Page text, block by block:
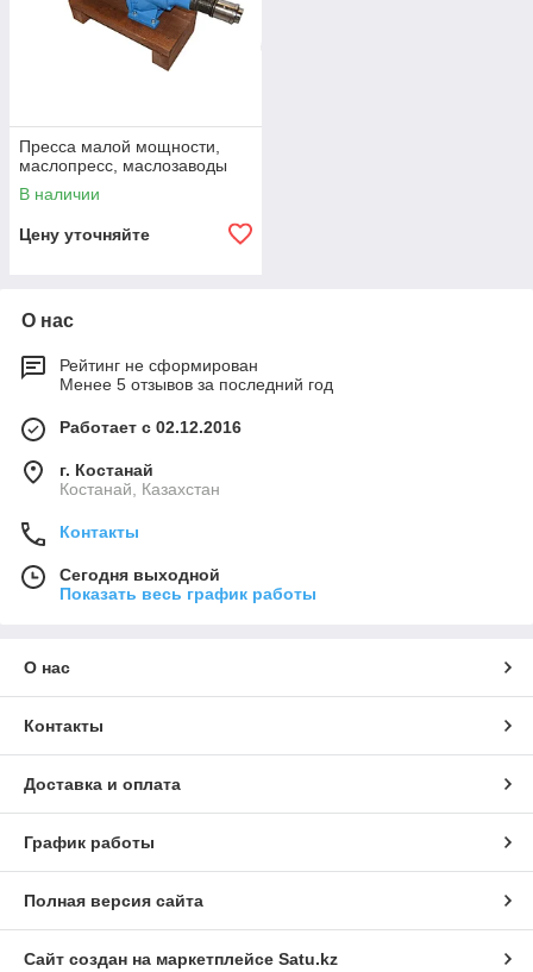
Пресса малой мощности,
маслопресс, маслозаводы
В наличии
Цену уточняйте
О нас
Рейтинг не сформирован
Менее 5 отзывов за последний год
Работает с 02.12.2016
г. Костанай
Костанай, Казахстан
Контакты
Сегодня выходной
Показать весь график работы
О нас
Контакты
Доставка и оплата
График работы
Полная версия сайта
Сайт создан на маркетплейсе Satu.kz